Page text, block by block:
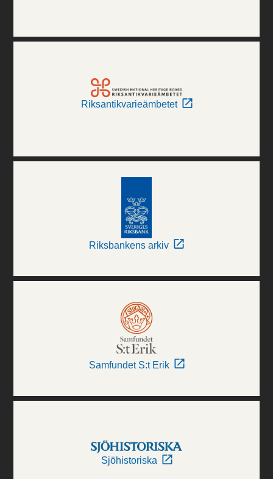
Riksantikvarieämbetet
Riksbankens arkiv
Samfundet S:t Erik
Sjöhistoriska